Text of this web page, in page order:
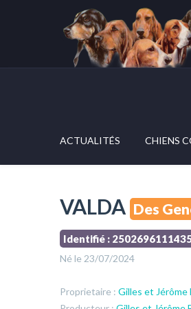
ACTUALITÉS CHIENS
VALDA Des
Identifié :
Né le 23/07/2024
Proprietaire : Gilles et Jérôme